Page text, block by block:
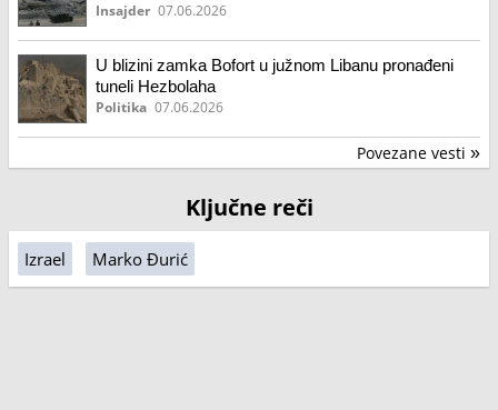
Insajder 07.06.2026
U blizini zamka Bofort u južnom Libanu pronađeni
tuneli Hezbolaha
Politika 07.06.2026
Povezane vesti »
Ključne reči
Izrael Marko Đurić